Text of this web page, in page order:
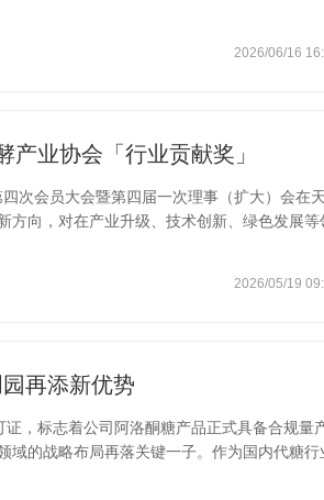
展位，对接全球客商，共拓大健康产业蓝海。
创园深耕益生元、膳食纤维、天然代糖领域多
2026/06/16
业协会「行业贡献奖」
次会员大会暨第四届一次理事（扩大）会在天
方向，对在产业升级、技术创新、绿色发展等
贡献，被正式授予 “中国生物发酵产业协会生
物发酵产业协会副理事长单位，百龙创园多年
2026/05/19
再添新优势
，标志着公司阿洛酮糖产品正式具备合规量
域的战略布局再落关键一子。作为国内代糖行